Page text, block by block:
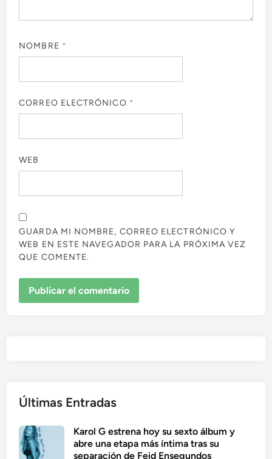
NOMBRE *
CORREO ELECTRÓNICO *
WEB
GUARDA MI NOMBRE, CORREO ELECTRÓNICO Y
WEB EN ESTE NAVEGADOR PARA LA PRÓXIMA VEZ
QUE COMENTE.
Últimas Entradas
Karol G estrena hoy su sexto álbum y
abre una etapa más íntima tras su
separación de Feid Ensegundos